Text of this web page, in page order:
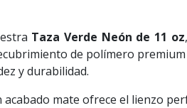
Taza Verde Neón de 11 oz
de polímero
y durabilidad.
mate ofrece el lienzo